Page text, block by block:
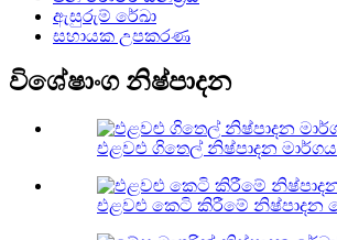
ඇසුරුම් රේඛා
සහායක උපකරණ
විශේෂාංග නිෂ්පාදන
එළවළු ගිතෙල් නිෂ්පාදන මාර්ගය
එළවළු කෙටි කිරීමේ නිෂ්පාදන